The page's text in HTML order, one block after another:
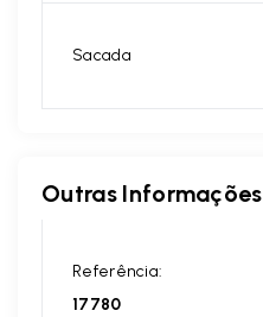
Sacada
Outras Informações
Referência:
17780